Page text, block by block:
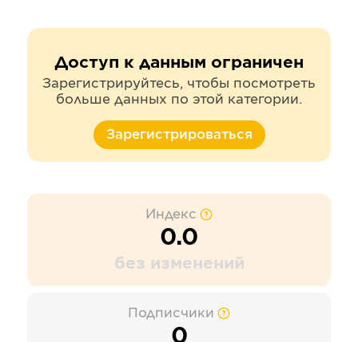
Доступ к данным ограничен
Зарегистрируйтесь, чтобы посмотреть
больше данных по этой категории.
Зарегистрироваться
Индекс
0.0
без изменений
Подписчики
0